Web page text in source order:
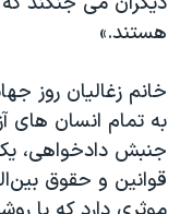
هستند.»
خانم زغالیان روز
به تمام انسان های
جنبش دادخواهی،
قوانین و حقوق